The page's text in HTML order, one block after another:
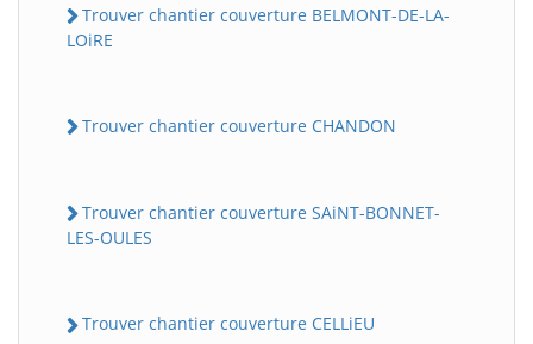
Trouver chantier couverture BELMONT-DE-LA-
LOiRE
Trouver chantier couverture CHANDON
Trouver chantier couverture SAiNT-BONNET-
LES-OULES
Trouver chantier couverture CELLiEU